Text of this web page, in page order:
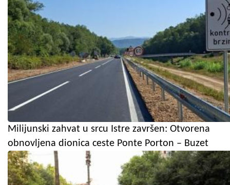
Milijunski zahvat u srcu Istre završen: Otvorena
obnovljena dionica ceste Ponte Porton – Buzet